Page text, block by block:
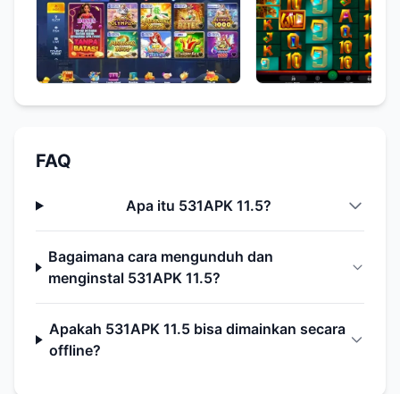
FAQ
Apa itu 531APK 11.5?
Bagaimana cara mengunduh dan
menginstal 531APK 11.5?
Apakah 531APK 11.5 bisa dimainkan secara
offline?